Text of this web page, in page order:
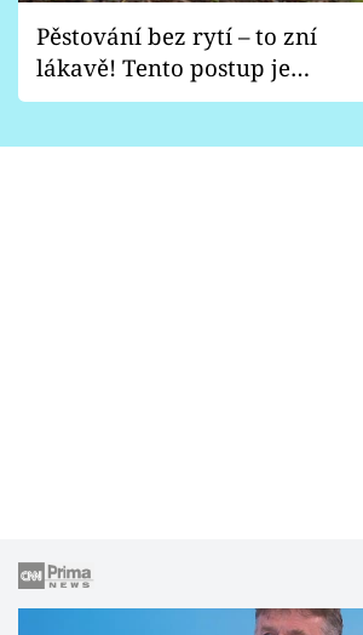
Pěstování bez rytí – to zní
lákavě! Tento postup je
vhodný jen pro některé